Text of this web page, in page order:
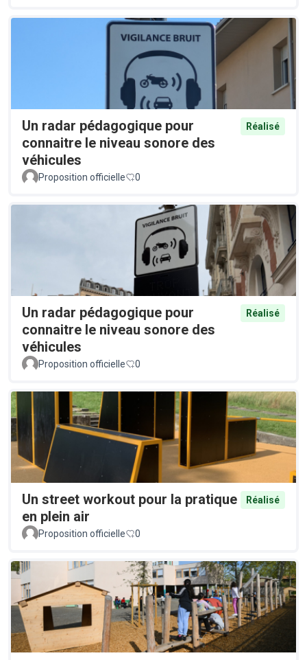
Un radar pédagogique pour
connaitre le niveau sonore des
véhicules
Réalisé
Proposition officielle 0
Un radar pédagogique pour
connaitre le niveau sonore des
véhicules
Réalisé
Proposition officielle 0
Un street workout pour la pratique
en plein air
Réalisé
Proposition officielle 0